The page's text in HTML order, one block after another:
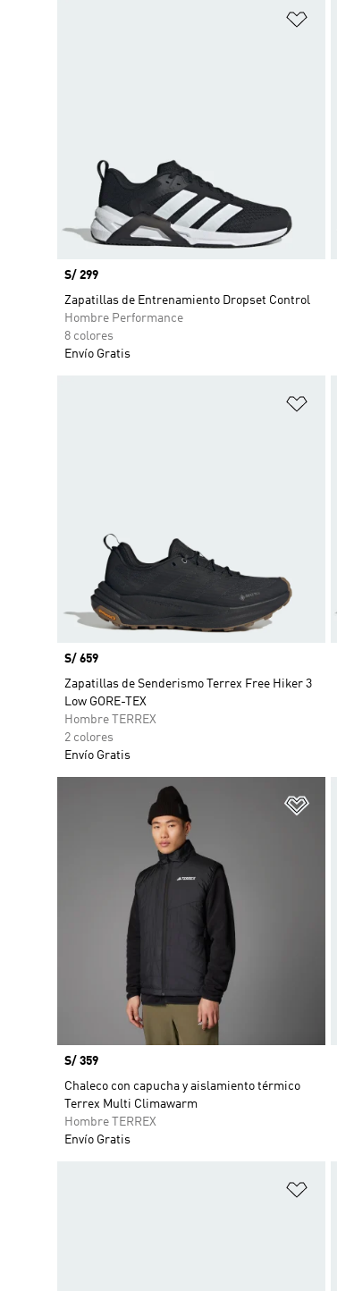
Precio
S/ 299
Zapatillas de Entrenamiento Dropset Control
Hombre Performance
8 colores
Envío Gratis
Precio
S/ 659
Zapatillas de Senderismo Terrex Free Hiker 3
Low GORE-TEX
Hombre TERREX
2 colores
Envío Gratis
Precio
S/ 359
Chaleco con capucha y aislamiento térmico
Terrex Multi Climawarm
Hombre TERREX
Envío Gratis